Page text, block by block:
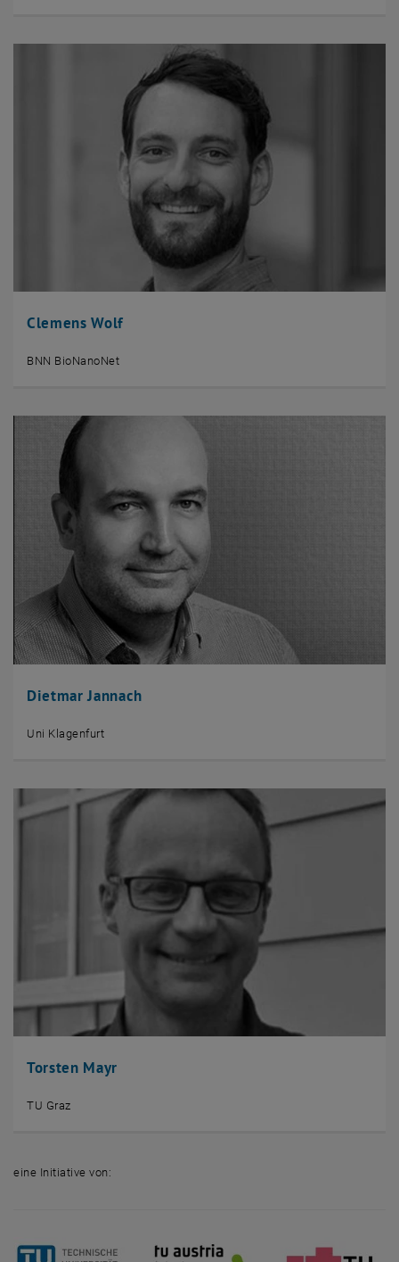
Clemens Wolf
BNN BioNanoNet
Dietmar Jannach
Uni Klagenfurt
Torsten Mayr
TU Graz
eine Initiative von: